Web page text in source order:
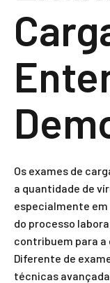
Os exames de
a quantidade de
especialmente em
do processo
contribuem para a
Diferente de
técnicas